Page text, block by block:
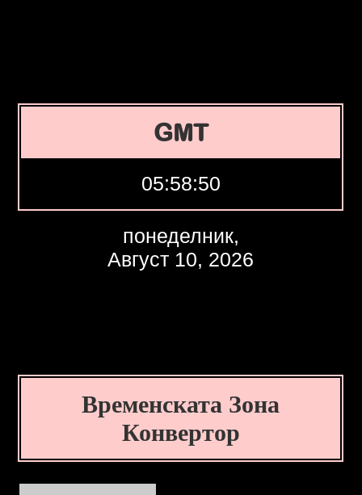
GMT
05:58:51
понеделник,
Август 10, 2026
Временската Зона
Конвертор